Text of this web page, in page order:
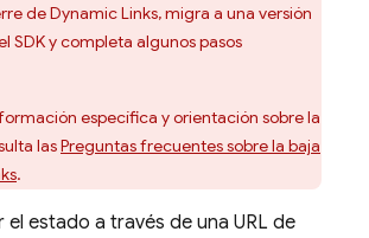
deDynamic Links, migra a una versión
SDK y completa algunos pasos
específica y orientación sobre la
lasPreguntas frecuentes sobre la baja
.
el estado a través de una URL de